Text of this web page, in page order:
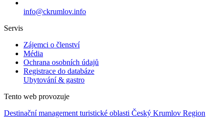
info@ckrumlov.info
Servis
Zájemci o členství
Média
Ochrana osobních údajů
Registrace do databáze
Ubytování & gastro
Tento web provozuje
Destinační management turistické oblasti Český Krumlov Region